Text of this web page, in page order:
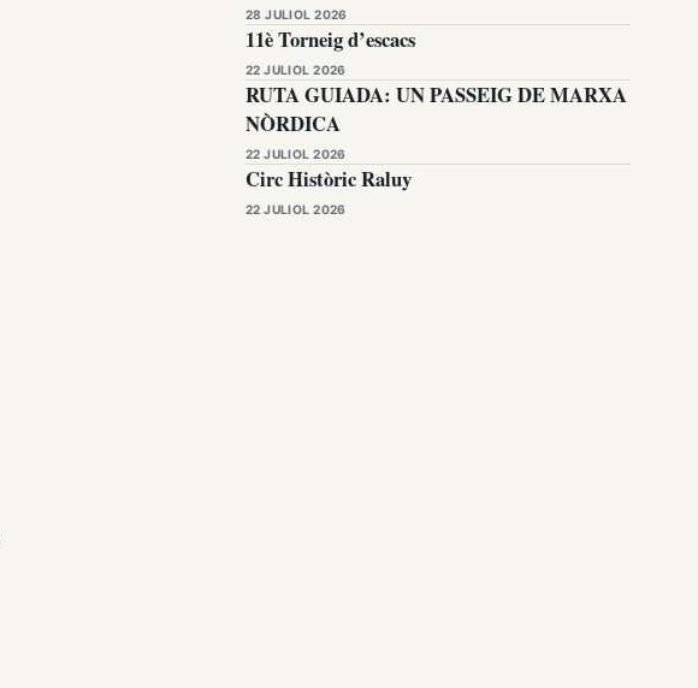
28 JULIOL 2026
11è Torneig d’escacs
22 JULIOL 2026
RUTA GUIADA: UN PASSEIG DE MARXA
NÒRDICA
22 JULIOL 2026
Circ Històric Raluy
22 JULIOL 2026